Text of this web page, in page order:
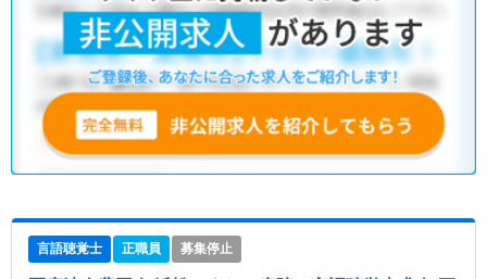
言語聴覚士 正職員 募集停止